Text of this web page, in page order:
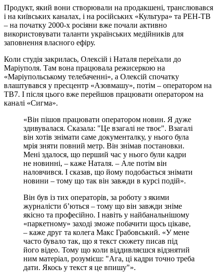
Продукт, який вони створювали на продакшені, транслювався
і на київських каналах, і на російських «Культура» та РЕН-ТВ
– на початку 2000-х росіяни вже почали активно
використовувати таланти українських медійників для
заповнення власного ефіру.
Коли студія закрилась, Олексій і Наталя переїхали до
Маріуполя. Там вона працювала режисеркою на
«Маріупольському телебаченні», а Олексій спочатку
влаштувався у пресцентр «Азовмашу», потім – оператором на
ТВ7. І після цього вже перейшов працювати оператором на
каналі «Сигма».
«Він пішов працювати оператором новин. Я дуже
здивувалася. Сказала: "Це взагалі не твоє". Взагалі
він хотів знімати саме документалку, у нього була
мрія зняти повний метр. Він знімав постановки.
Мені здалося, що перший час у нього були кадри
не новинні, – каже Наталя. – Але потім він
наловчився. І сказав, що йому подобається знімати
новини – тому що так він завжди в курсі подій».
Він був із тих операторів, за роботу з якими
журналісти б’ються – тому що він завжди зніме
якісно та професійно. І навіть у найбанальнішому
«паркетному» заході зможе побачити щось цікаве,
– каже друг та колега Макс Грабовський. «У мене
часто бувало так, що я текст сюжету писав під
його відео. Тому що коли віддивляєшся відзнятий
ним матеріал, розумієш: "Ага, ці кадри точно треба
дати. Якось у текст я це впишу"».